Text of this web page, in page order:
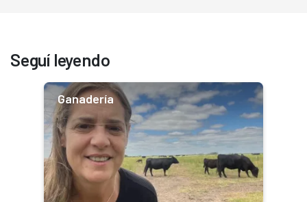
Seguí leyendo
Ganadería